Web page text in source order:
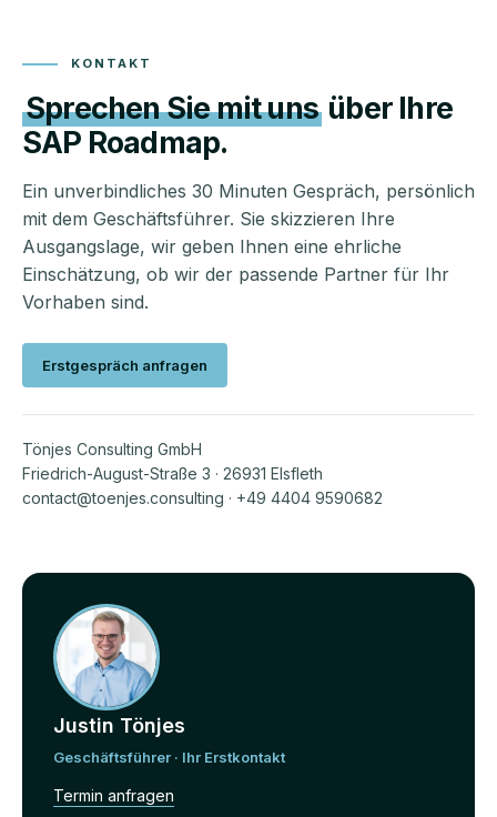
KONTAKT
Sprechen Sie mit uns über Ihre
SAP Roadmap.
Ein unverbindliches 30 Minuten Gespräch, persönlich
mit dem Geschäftsführer. Sie skizzieren Ihre
Ausgangslage, wir geben Ihnen eine ehrliche
Einschätzung, ob wir der passende Partner für Ihr
Vorhaben sind.
Erstgespräch anfragen
Tönjes Consulting GmbH
Friedrich-August-Straße 3 · 26931 Elsfleth
contact@toenjes.consulting · +49 4404 9590682
Justin Tönjes
Geschäftsführer · Ihr Erstkontakt
Termin anfragen